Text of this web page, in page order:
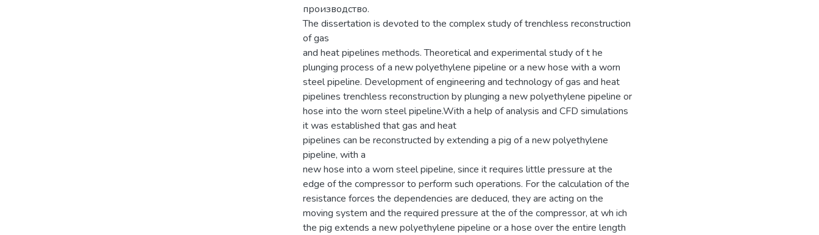
производство.
The dissertation is devoted to the complex study of trenchless reconstruction
of gas
and heat pipelines methods. Theoretical and experimental study of t he
plunging process of a new polyethylene pipeline or a new hose with a worn
steel pipeline. Development of engineering and technology of gas and heat
pipelines trenchless reconstruction by plunging a new polyethylene pipeline or
hose into the worn steel pipeline.With a help of analysis and CFD simulations
it was established that gas and heat
pipelines can be reconstructed by extending a pig of a new polyethylene
pipeline, with a
new hose into a worn steel pipeline, since it requires little pressure at the
edge of the compressor to perform such operations. For the calculation of the
resistance forces the dependencies are deduced, they are acting on the
moving system and the required pressure at the of the compressor, at wh ich
the pig extends a new polyethylene pipeline or a hose over the entire length